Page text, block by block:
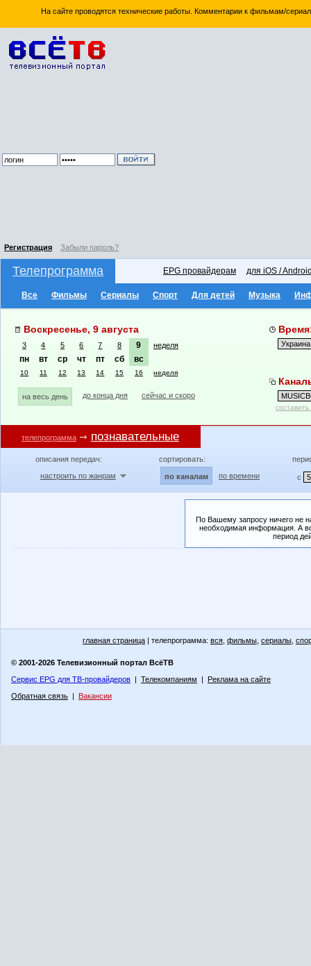
На сайте проводятся технические работы. Комментарии к фильмам/
Регистрация Забыли пароль?
Телепрограмма EPG провайдерам для iOS /
Все Фильмы Сериалы Спорт Для детей Музыка
Воскресенье, 9 августа
3 4 5 6 7 8 9 неделя
пн вт ср чт пт сб вс
10 11 12 13 14 15 16 неделя
на весь день до конца дня сейчас и скоро
телепрограмма познавательные
описания передач:
настроить по жанрам
сортировать:
по каналам по времени с
По Вашему запросу ничего не
необходимая информация. А
период
главная страница | телепрограмма: вся фильмы сериалы
© 2001-2026 Телевизионный портал ВсёТВ
Сервис EPG для ТВ-провайдеров | Телекомпаниям | Реклама на сайте
Обратная связь | Вакансии